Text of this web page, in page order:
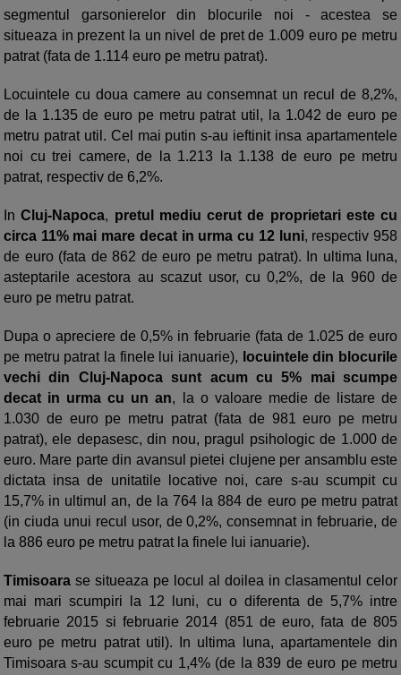
segmentul garsonierelor din blocurile noi - acestea se
situeaza in prezent la un nivel de pret de 1.009 euro pe metru
patrat (fata de 1.114 euro pe metru patrat).
Locuintele cu doua camere au consemnat un recul de 8,2%,
de la 1.135 de euro pe metru patrat util, la 1.042 de euro pe
metru patrat util. Cel mai putin s-au ieftinit insa apartamentele
noi cu trei camere, de la 1.213 la 1.138 de euro pe metru
patrat, respectiv de 6,2%.
InCluj-Napoca, pretul mediu cerut de proprietari este cu
circa 11% mai mare decat in urma cu 12 luni, respectiv 958
de euro (fata de 862 de euro pe metru patrat). In ultima luna,
asteptarile acestora au scazut usor, cu 0,2%, de la 960 de
euro pe metru patrat.
Dupa o apreciere de 0,5% in februarie (fata de 1.025 de euro
pe metru patrat la finele lui ianuarie), locuintele din blocurile
vechi din Cluj-Napoca sunt acum cu 5% mai scumpe
decat in urma cu un an, la o valoare medie de listare de
1.030 de euro pe metru patrat (fata de 981 euro pe metru
patrat), ele depasesc, din nou, pragul psihologic de 1.000 de
euro. Mare parte din avansul pietei clujene per ansamblu este
dictata insa de unitatile locative noi, care s-au scumpit cu
15,7% in ultimul an, de la 764 la 884 de euro pe metru patrat
(in ciuda unui recul usor, de 0,2%, consemnat in februarie, de
la 886 euro pe metru patrat la finele lui ianuarie).
Timisoara se situeaza pe locul al doilea in clasamentul celor
mai mari scumpiri la 12 luni, cu o diferenta de 5,7% intre
februarie 2015 si februarie 2014 (851 de euro, fata de 805
euro pe metru patrat util). In ultima luna, apartamentele din
Timisoara s-au scumpit cu 1,4% (de la 839 de euro pe metru